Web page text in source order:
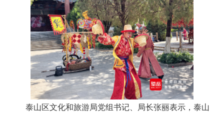
泰山区文化和旅游局党组书记、局长张丽表示，泰山